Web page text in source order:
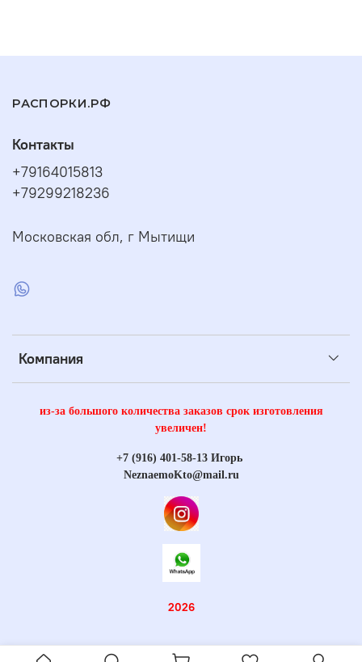
РАСПОРКИ.РФ
Компания
Контакты
+79164015813
+79299218236
Московская обл, г Мытищи
из-за большого количества заказов срок изготовления
увеличен!
+7 (916) 401-58-13 Игорь
NeznaemoKto@mail.ru
2026